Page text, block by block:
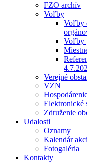
FZO archív
Voľby
Voľby
Voľby
Verejné
VZN
Hospodárenie
Elektronické
Združenie
Udalosti
Oznamy
Kalendár
Fotogaléria
Kontakty